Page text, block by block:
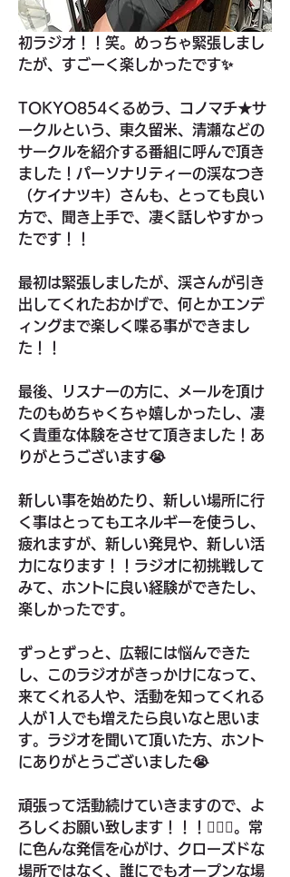
初ラジオ！！笑。めっちゃ緊張しまし
たが、すごーく楽しかったです✨
TOKYO854くるめラ、コノマチ★サ
ークルという、東久留米、清瀬などの
サークルを紹介する番組に呼んで頂き
ました！パーソナリティーの渓なつき
（ケイナツキ）さんも、とっても良い
方で、聞き上手で、凄く話しやすかっ
たです！！
最初は緊張しましたが、渓さんが引き
出してくれたおかげで、何とかエンデ
ィングまで楽しく喋る事ができまし
た！！
最後、リスナーの方に、メールを頂け
たのもめちゃくちゃ嬉しかったし、凄
く貴重な体験をさせて頂きました！あ
りがとうございます😭
新しい事を始めたり、新しい場所に行
く事はとってもエネルギーを使うし、
疲れますが、新しい発見や、新しい活
力になります！！ラジオに初挑戦して
みて、ホントに良い経験ができたし、
楽しかったです。
ずっとずっと、広報には悩んできた
し、このラジオがきっかけになって、
来てくれる人や、活動を知ってくれる
人が1人でも増えたら良いなと思いま
す。ラジオを聞いて頂いた方、ホント
にありがとうございました😭
頑張って活動続けていきますので、よ
ろしくお願い致します！！！🙇🏻‍♂️。常
に色んな発信を心がけ、クローズドな
場所ではなく、誰にでもオープンな場